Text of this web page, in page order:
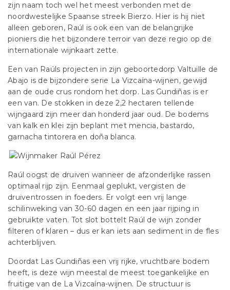
zijn naam toch wel het meest verbonden met de
noordwestelijke Spaanse streek Bierzo. Hier is hij niet
alleen geboren, Raúl is ook een van de belangrijke
pioniers die het bijzondere terroir van deze regio op de
internationale wijnkaart zette.
Een van Raúls projecten in zijn geboortedorp Valtuille de
Abajo is de bijzondere serie La Vizcaína-wijnen, gewijd
aan de oude crus rondom het dorp. Las Gundiñas is er
een van. De stokken in deze 2,2 hectaren tellende
wijngaard zijn meer dan honderd jaar oud. De bodems
van kalk en klei zijn beplant met mencia, bastardo,
garnacha tintorera en doña blanca.
Raúl oogst de druiven wanneer de afzonderlijke rassen
optimaal rijp zijn. Eenmaal geplukt, vergisten de
druiventrossen in foeders. Er volgt een vrij lange
schilinweking van 30-60 dagen en een jaar rijping in
gebruikte vaten. Tot slot bottelt Raúl de wijn zonder
filteren of klaren – dus er kan iets aan sediment in de fles
achterblijven.
Doordat Las Gundiñas een vrij rijke, vruchtbare bodem
heeft, is deze wijn meestal de meest toegankelijke en
fruitige van de La Vizcaína-wijnen. De structuur is